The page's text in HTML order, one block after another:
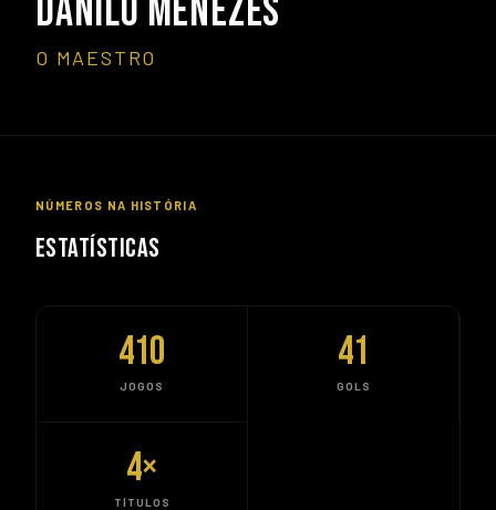
DANILO MENEZES
O MAESTRO
NÚMEROS NA HISTÓRIA
ESTATÍSTICAS
410
JOGOS
41
GOLS
4×
TÍTULOS